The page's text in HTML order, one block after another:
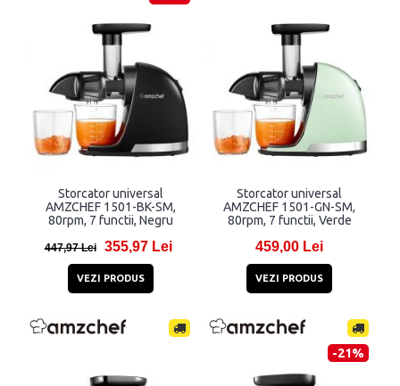
Storcator universal
AMZCHEF 1501-BK-SM,
80rpm, 7 functii, Negru
447,97 Lei 355,97 Lei
VEZI PRODUS
Storcator universal
AMZCHEF 1501-GN-SM,
80rpm, 7 functii, Verde
459,00 Lei
VEZI PRODUS
-21%